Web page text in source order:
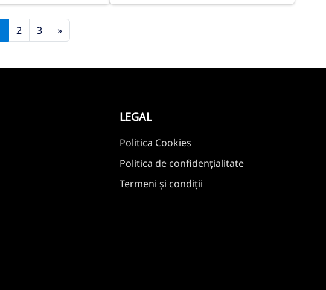
2 3 »
LEGAL
Politica Cookies
Politica de confidențialitate
Termeni și condiții